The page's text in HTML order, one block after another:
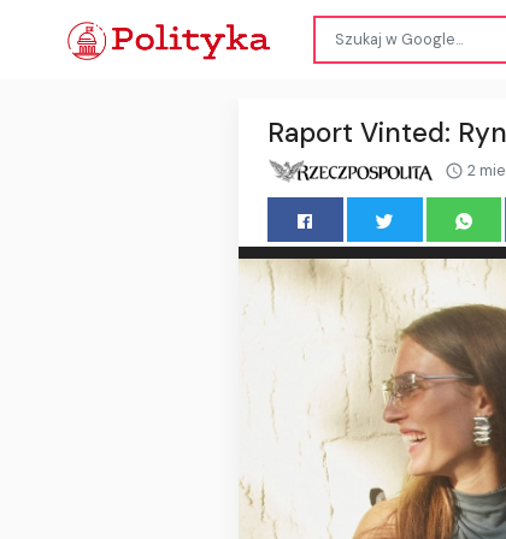
Raport Vinted:
2